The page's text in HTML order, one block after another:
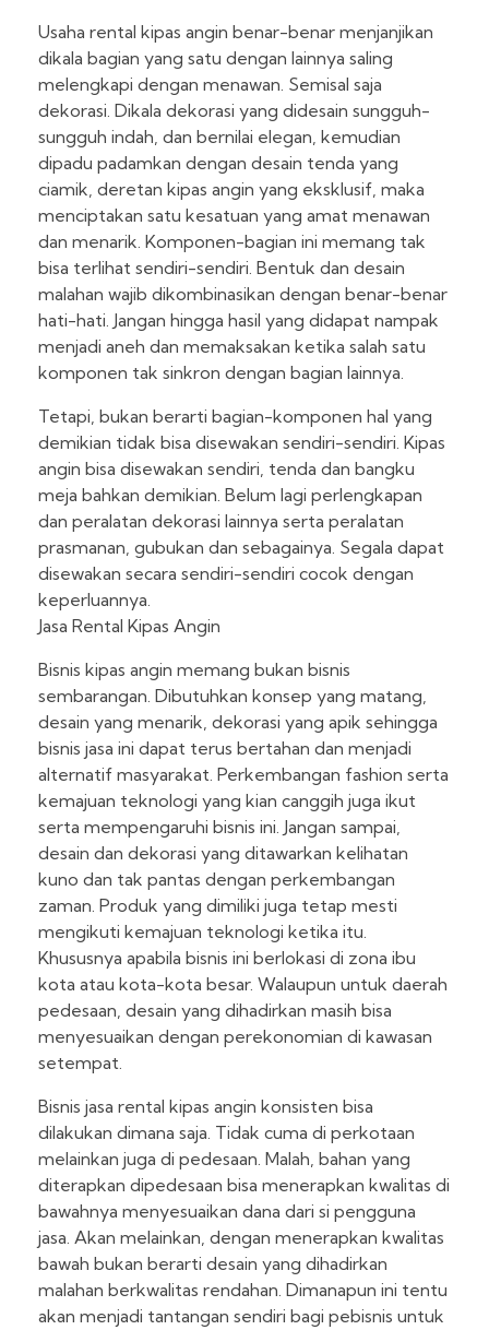
Usaha rental kipas angin benar-benar menjanjikan
dikala bagian yang satu dengan lainnya saling
melengkapi dengan menawan. Semisal saja
dekorasi. Dikala dekorasi yang didesain sungguh-
sungguh indah, dan bernilai elegan, kemudian
dipadu padamkan dengan desain tenda yang
ciamik, deretan kipas angin yang eksklusif, maka
menciptakan satu kesatuan yang amat menawan
dan menarik. Komponen-bagian ini memang tak
bisa terlihat sendiri-sendiri. Bentuk dan desain
malahan wajib dikombinasikan dengan benar-benar
hati-hati. Jangan hingga hasil yang didapat nampak
menjadi aneh dan memaksakan ketika salah satu
komponen tak sinkron dengan bagian lainnya.
Tetapi, bukan berarti bagian-komponen hal yang
demikian tidak bisa disewakan sendiri-sendiri. Kipas
angin bisa disewakan sendiri, tenda dan bangku
meja bahkan demikian. Belum lagi perlengkapan
dan peralatan dekorasi lainnya serta peralatan
prasmanan, gubukan dan sebagainya. Segala dapat
disewakan secara sendiri-sendiri cocok dengan
keperluannya.
Jasa Rental Kipas Angin
Bisnis kipas angin memang bukan bisnis
sembarangan. Dibutuhkan konsep yang matang,
desain yang menarik, dekorasi yang apik sehingga
bisnis jasa ini dapat terus bertahan dan menjadi
alternatif masyarakat. Perkembangan fashion serta
kemajuan teknologi yang kian canggih juga ikut
serta mempengaruhi bisnis ini. Jangan sampai,
desain dan dekorasi yang ditawarkan kelihatan
kuno dan tak pantas dengan perkembangan
zaman. Produk yang dimiliki juga tetap mesti
mengikuti kemajuan teknologi ketika itu.
Khususnya apabila bisnis ini berlokasi di zona ibu
kota atau kota-kota besar. Walaupun untuk daerah
pedesaan, desain yang dihadirkan masih bisa
menyesuaikan dengan perekonomian di kawasan
setempat.
Bisnis jasa rental kipas angin konsisten bisa
dilakukan dimana saja. Tidak cuma di perkotaan
melainkan juga di pedesaan. Malah, bahan yang
diterapkan dipedesaan bisa menerapkan kwalitas di
bawahnya menyesuaikan dana dari si pengguna
jasa. Akan melainkan, dengan menerapkan kwalitas
bawah bukan berarti desain yang dihadirkan
malahan berkwalitas rendahan. Dimanapun ini tentu
akan menjadi tantangan sendiri bagi pebisnis untuk